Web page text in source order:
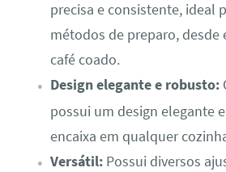
precisa e consistente, ideal
métodos de preparo, desde
café coado.
Design elegante e robusto:
possui um design elegante
encaixa em qualquer
Versátil:Possui diversos